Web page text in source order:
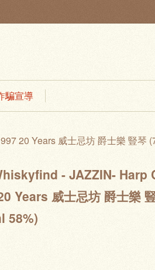
騙宣導
20 Years 威士忌坊 爵士樂 豎琴
- JAZZIN- Harp
Years 威士忌坊 爵士樂
58%)